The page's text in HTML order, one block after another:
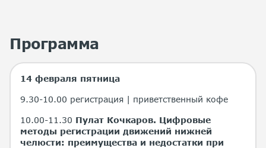
Программа
14 февраля пятница
9.30-10.00 регистрация | приветственный кофе
10.00-11.30 Пулат Кочкаров. Цифровые
методы регистрации движений нижней
челюсти: преимущества и недостатки при